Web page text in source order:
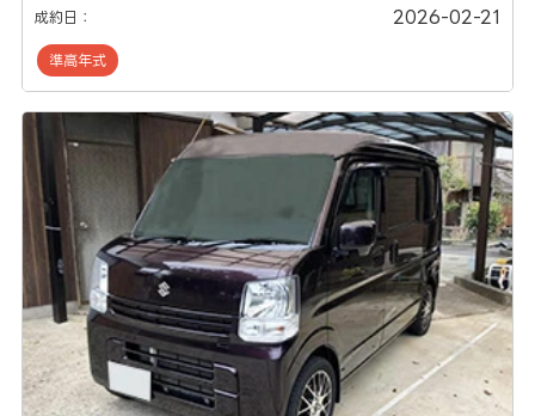
成約日： 2026-02-21
準高年式